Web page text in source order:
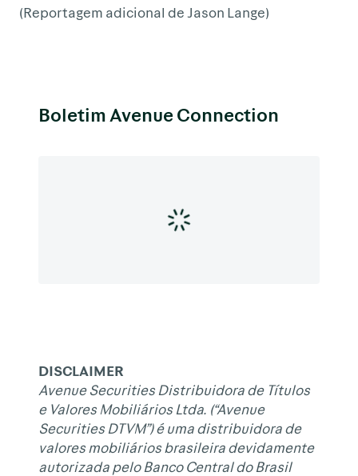
(Reportagem adicional de Jason Lange)
Boletim Avenue Connection
DISCLAIMER
Avenue Securities Distribuidora de Títulos
e Valores Mobiliários Ltda. (“Avenue
Securities DTVM”) é uma distribuidora de
valores mobiliários brasileira devidamente
autorizada pelo Banco Central do Brasil